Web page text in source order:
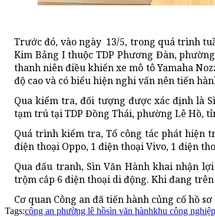
Trước đó, vào ngày 13/5, trong quá trình
Kim Bảng I thuộc TDP Phương Đàn,
thanh niên điều khiển xe mô tô Yamaha
độ cao và có biểu hiện nghi vấn nên tiến
Qua kiểm tra, đối tượng được xác định là
tạm trú tại TDP Đồng Thái, phường Lê Hồ,
Quá trình kiểm tra, Tổ công tác phát hiện
điện thoại Oppo, 1 điện thoại Vivo, 1 điện
Qua đấu tranh, Sìn Văn Hành khai nhận
trộm cắp 6 điện thoại di động. Khi đang
Cơ quan Công an đã tiến hành củng cố hồ
Tags:công an phường lê hồsìn văn hànhkhu công